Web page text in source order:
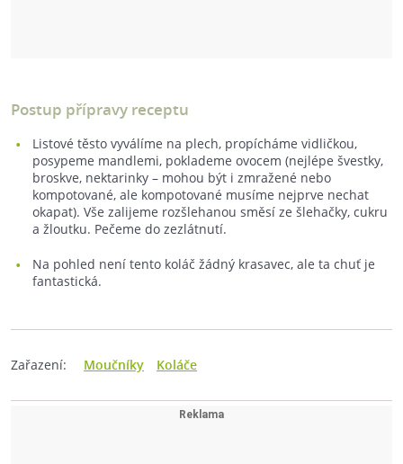
Postup přípravy receptu
Listové těsto vyválíme na plech, propícháme vidličkou,
posypeme mandlemi, poklademe ovocem (nejlépe švestky,
broskve, nektarinky – mohou být i zmražené nebo
kompotované, ale kompotované musíme nejprve nechat
okapat). Vše zalijeme rozšlehanou směsí ze šlehačky, cukru
a žloutku. Pečeme do zezlátnutí.
Na pohled není tento koláč žádný krasavec, ale ta chuť je
fantastická.
Zařazení: Moučníky Koláče